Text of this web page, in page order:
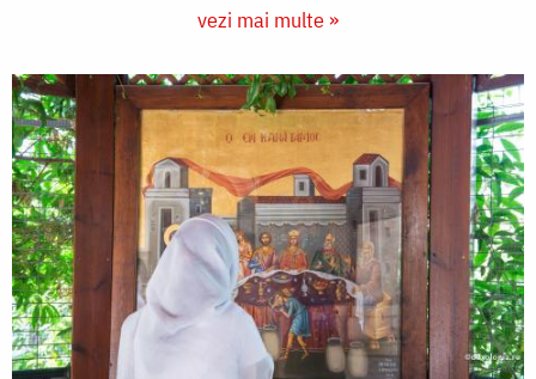
vezi mai multe »